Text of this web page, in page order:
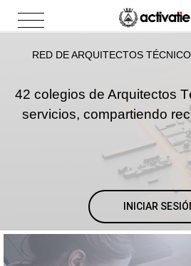
RED DE ARQUITECTOS
42 colegios de Arquitectos
servicios, compartiendo
INICIAR